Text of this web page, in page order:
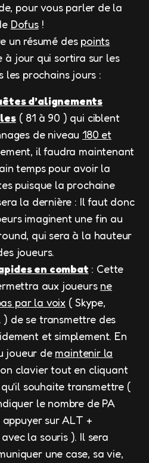
pour vous parler de la
Dofus!
un résumé des points
à jour qui sortira sur les
les prochains jours :
d’alignements
( 81 à 90 ) qui ciblent
de niveau 180 et
il faudra maintenant
temps pour avoir la
puisque la prochaine
la dernière : Il faut donc
imaginent une fin au
qui sera à la hauteur
joueurs.
en combat : Cette
aux joueurs ne
par la voix ( Skype,
de se transmettre des
et simplement. En
joueur de maintenir la
clavier tout en cliquant
souhaite transmettre (
le nombre de PA
sur ALT +
la souris ). Il sera
une case, sa vie,